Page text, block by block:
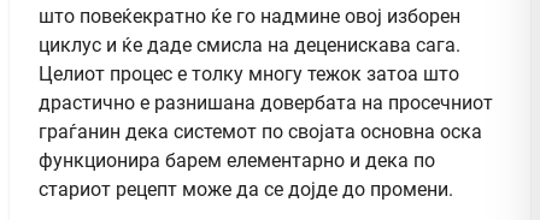
што повеќекратно ќе го надмине овој изборен
циклус и ќе даде смисла на деценискава сага.
Целиот процес е толку многу тежок затоа што
драстично е разнишана довербата на просечниот
граѓанин дека системот по својата основна оска
функционира барем елементарно и дека по
стариот рецепт може да се дојде до промени.